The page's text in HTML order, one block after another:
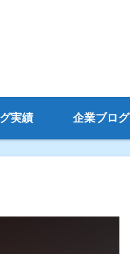
実績 企業ブログ